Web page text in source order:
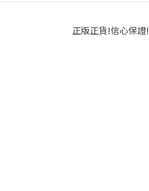
正版正貨!信心保證!